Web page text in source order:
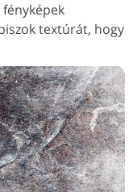
textúrát, hogy